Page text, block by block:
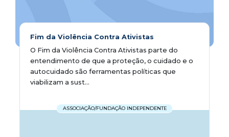
Fim da Violência Contra Ativistas
O Fim da Violência Contra Ativistas parte do
entendimento de que a proteção, o cuidado e o
autocuidado são ferramentas políticas que
viabilizam a sust...
ASSOCIAÇÃO/FUNDAÇÃO INDEPENDENTE